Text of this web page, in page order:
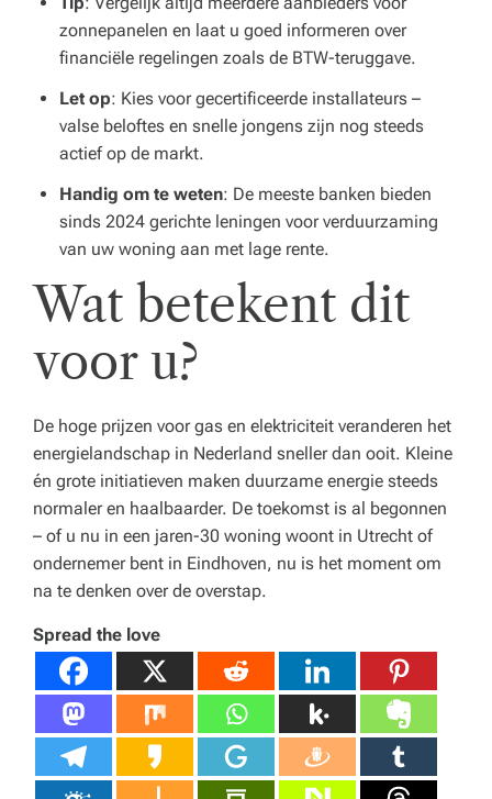
zonnepanelen en laat u goed informeren over
financiële regelingen zoals de BTW-teruggave.
Let op: Kies voor gecertificeerde installateurs –
valse beloftes en snelle jongens zijn nog steeds
actief op de markt.
Handig om te weten: De meeste banken bieden
sinds 2024 gerichte leningen voor verduurzaming
van uw woning aan met lage rente.
Wat betekent dit
voor u?
De hoge prijzen voor gas en elektriciteit veranderen het
energielandschap in Nederland sneller dan ooit. Kleine
én grote initiatieven maken duurzame energie steeds
normaler en haalbaarder. De toekomst is al begonnen
– of u nu in een jaren-30 woning woont in Utrecht of
ondernemer bent in Eindhoven, nu is het moment om
na te denken over de overstap.
Spread the love